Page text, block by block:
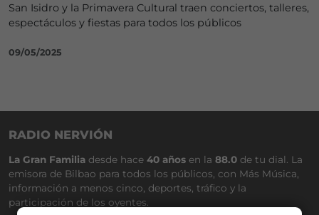
San Isidro y la Primavera Cultural traen conciertos, talleres,
espectáculos y fiestas para todos los públicos
09/05/2025
RADIO NERVIÓN
La Gran Familia desde hace 40 años en la 88.0 de tu dial. La
emisora de Bilbao para todos los públicos, con Más Música,
información a menos cinco, deportes, tráfico y la
participación de los oyentes.